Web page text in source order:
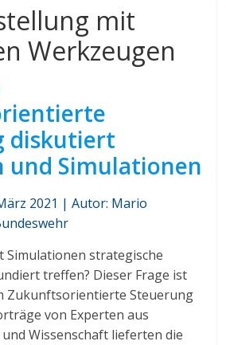
mit
Werkzeugen
diskutiert
und Simulationen
2021 | Autor: Mario
Simulationen strategische
treffen? Dieser Frage ist
Zukunftsorientierte Steuerung
von Experten aus
Wissenschaft lieferten die